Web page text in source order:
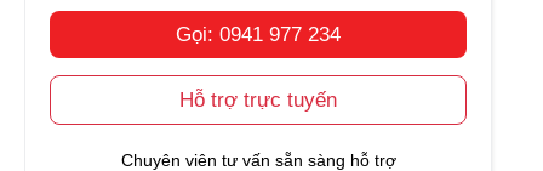
Gọi: 0941 977 234
Hỗ trợ trực tuyến
Chuyên viên tư vấn sẵn sàng hỗ trợ